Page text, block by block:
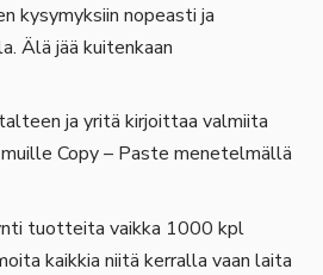
kysymyksiin nopeasti ja
Älä jää kuitenkaan
ja yritä kirjoittaa valmiita
Copy – Paste menetelmällä
tuotteita vaikka 1000 kpl
kaikkia niitä kerralla vaan laita